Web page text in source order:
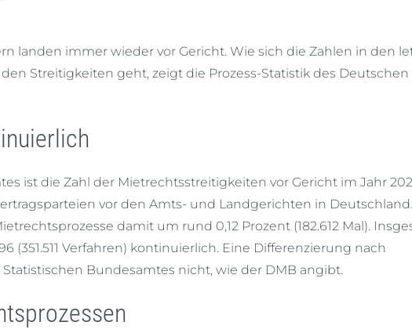
landen immer wieder vor Gericht. Wie sich die Zahlen in den
Streitigkeiten geht, zeigt die Prozess-Statistik des Deutschen
ist die Zahl der Mietrechtsstreitigkeiten vor Gericht im Jahr
vor den Amts- und Landgerichten in Deutschland.
damit um rund 0,12 Prozent (182.612 Mal).
(351.511 Verfahren) kontinuierlich. Eine Differenzierung nach
Bundesamtes nicht, wie der DMB angibt.